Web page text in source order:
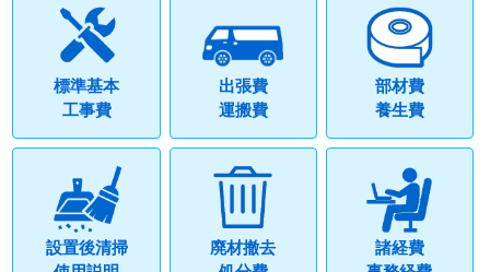
標準基本
工事費
出張費
運搬費
部材費
養生費
設置後清掃
廃材撤去
諸経費